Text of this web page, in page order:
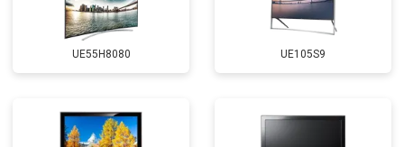
UE55H8080 UE105S9